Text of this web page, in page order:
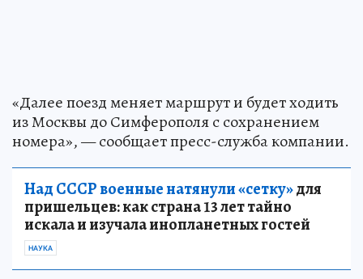
«Далее поезд меняет маршрут и будет ходить
из Москвы до Симферополя с сохранением
номера», — сообщает пресс-служба компании.
Над СССР военные натянули «сетку»для
пришельцев: как страна 13 лет тайно
искала и изучала инопланетных гостей
НАУКА